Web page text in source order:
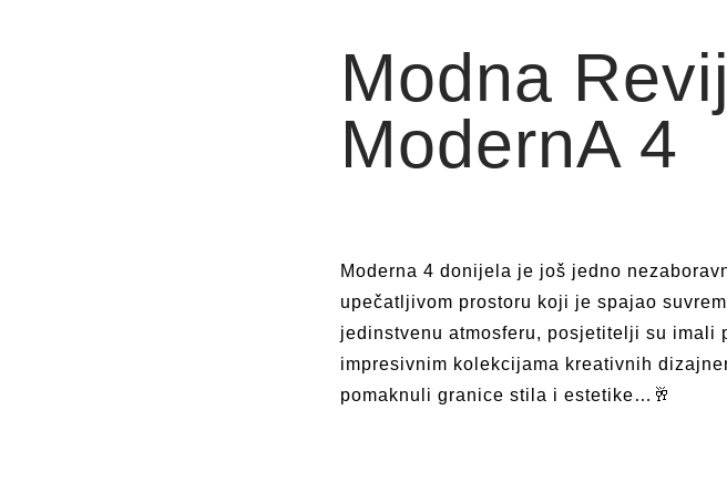
Modna
ModernA 4
Moderna 4 donijela je još jedno
upečatljivom prostoru koji je spajao
jedinstvenu atmosferu, posjetitelji su imali
impresivnim kolekcijama kreativnih
pomaknuli granice stila i estetike…🥂